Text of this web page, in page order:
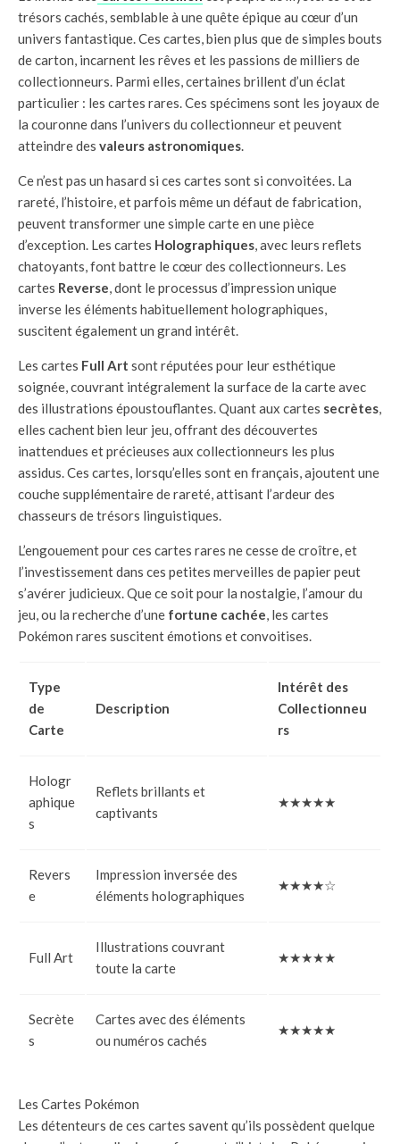
trésors cachés, semblable à une quête épique au cœur d’un
univers fantastique. Ces cartes, bien plus que de simples bouts
de carton, incarnent les rêves et les passions de milliers de
collectionneurs. Parmi elles, certaines brillent d’un éclat
particulier : les cartes rares. Ces spécimens sont les joyaux de
la couronne dans l’univers du collectionneur et peuvent
atteindre des valeurs astronomiques.
Ce n’est pas un hasard si ces cartes sont si convoitées. La
rareté, l’histoire, et parfois même un défaut de fabrication,
peuvent transformer une simple carte en une pièce
d’exception. Les cartes Holographiques, avec leurs reflets
chatoyants, font battre le cœur des collectionneurs. Les
cartes Reverse, dont le processus d’impression unique
inverse les éléments habituellement holographiques,
suscitent également un grand intérêt.
Les cartes Full Art sont réputées pour leur esthétique
soignée, couvrant intégralement la surface de la carte avec
des illustrations époustouflantes. Quant aux cartes secrètes,
elles cachent bien leur jeu, offrant des découvertes
inattendues et précieuses aux collectionneurs les plus
assidus. Ces cartes, lorsqu’elles sont en français, ajoutent une
couche supplémentaire de rareté, attisant l’ardeur des
chasseurs de trésors linguistiques.
L’engouement pour ces cartes rares ne cesse de croître, et
l’investissement dans ces petites merveilles de papier peut
s’avérer judicieux. Que ce soit pour la nostalgie, l’amour du
jeu, ou la recherche d’une fortune cachée, les cartes
Pokémon rares suscitent émotions et convoitises.
Type
de
Carte
Description
Intérêt des
Collectionneu
rs
Hologr
aphique
s
Reflets brillants et
captivants
★★★★★
Revers
e
Impression inversée des
éléments holographiques
★★★★☆
Full Art
Illustrations couvrant
toute la carte
★★★★★
Secrète
s
Cartes avec des éléments
ou numéros cachés
★★★★★
Les Cartes Pokémon
Les détenteurs de ces cartes savent qu’ils possèdent quelque